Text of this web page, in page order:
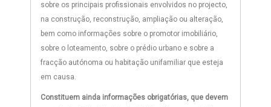
sobre os principais profissionais envolvidos no projecto,
na construção, reconstrução, ampliação ou alteração,
bem como informações sobre o promotor imobiliário,
sobre o loteamento, sobre o prédio urbano e sobre a
fracção autónoma ou habitação unifamiliar que esteja
em causa.
Constituem ainda informações obrigatórias, que devem